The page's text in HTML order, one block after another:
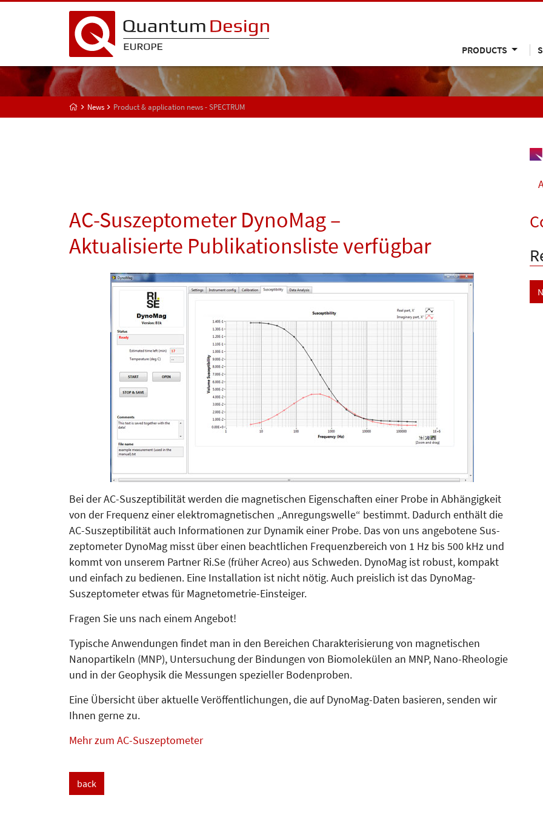
PRODUCTS
News Product & application news - SPECTRUM
AC-Suszeptometer DynoMag –
Aktualisierte Publikationsliste verfügbar
Bei der AC-Suszeptibilität werden die magnetischen Eigenschaften einer Probe in Abhängigkeit
von der Frequenz einer elektromagnetischen „Anregungswelle“ bestimmt. Dadurch enthält die
AC-Suszeptibilität auch Informationen zur Dynamik einer Probe. Das von uns angebotene Sus­
zeptometer DynoMag misst über einen beachtlichen Frequenzbereich von 1 Hz bis 500 kHz und
kommt von unserem Partner Ri.Se (früher Acreo) aus Schweden. DynoMag ist robust, kompakt
und einfach zu bedienen. Eine Installation ist nicht nötig. Auch preislich ist das DynoMag-
Suszeptometer etwas für Magne­to­metrie-Einsteiger.
Fragen Sie uns nach einem Angebot!
Typische Anwendungen findet man in den Bereichen Charakterisierung von magnetischen
Nanopartikeln (MNP), Untersuchung der Bin­dun­gen von Biomolekülen an MNP, Nano-Rheologie
und in der Geo­phy­­sik die Messungen spezieller Bo­den­proben.
Eine Übersicht über aktuelle Ver­öffentlichungen, die auf Dy­no­Mag-Daten basieren, senden wir
Ihnen gerne zu.
Mehr zum AC-Suszeptometer
back